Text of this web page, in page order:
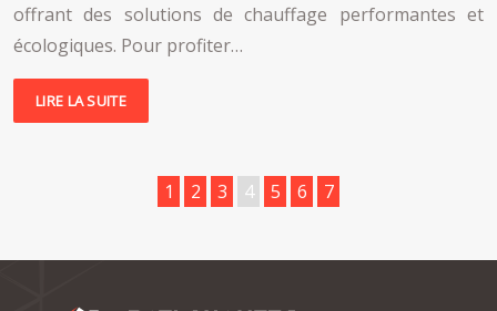
offrant des solutions de chauffage performantes et
écologiques. Pour profiter…
LIRE LA SUITE
1 2 3 4 5 6 7